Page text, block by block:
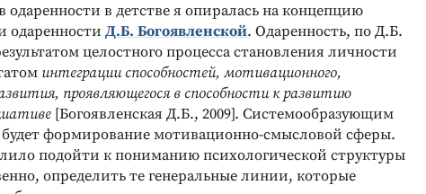
в детстве я опиралась на концепцию
одаренности Д.Б. Богоявленской. Одаренность, по Д.Б.
целостного процесса становления личности
интеграции способностей, мотивационного,
проявляющегося в способности к развитию
[Богоявленская Д.Б., 2009]. Системообразующим
формирование мотивационно-смысловой сферы.
подойти к пониманию психологической структуры
определить те генеральные линии, которые